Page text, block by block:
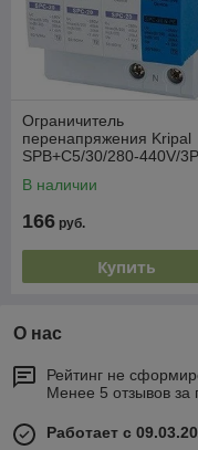
Ограничитель
перенапряжения Kripal
SPB+C5/30/280-440V/
В наличии
166 руб.
Купить
О нас
Рейтинг не
Менее 5 отзывов за
Работает с